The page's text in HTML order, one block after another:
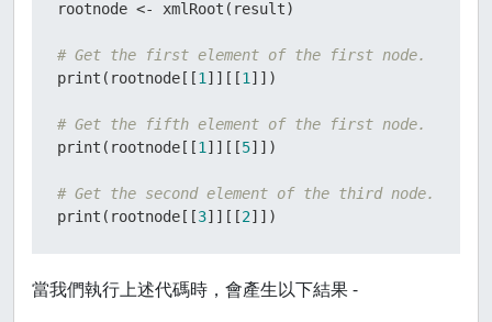
rootnode <- xmlRoot ( result)
# Get the first element of the first node.
print ( rootnode [[1 ] ] [[1 ] ] )
# Get the fifth element of the first node.
print ( rootnode [[1 ] ] [[5] ] )
# Get the second element of the third node.
print ( rootnode [[3] ] [[2] ] )
當我們執行上述代碼時，會產生以下結果 -